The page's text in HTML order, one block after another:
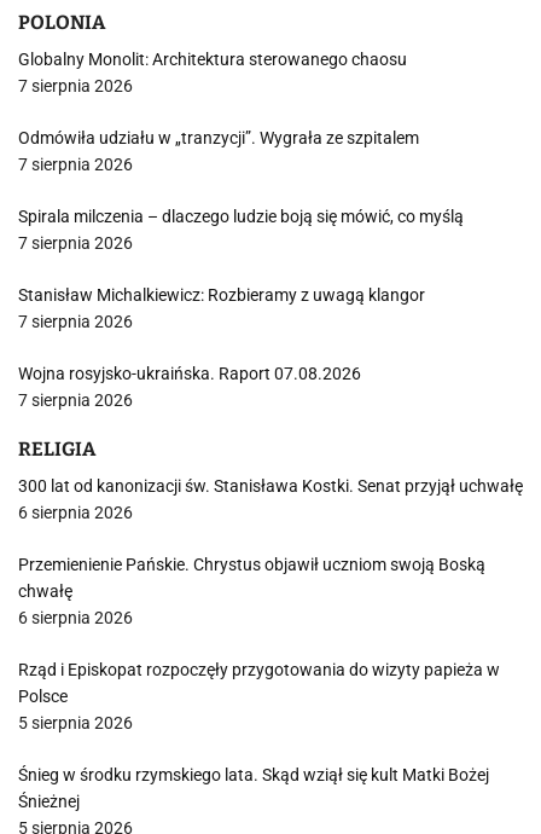
POLONIA
Globalny Monolit: Architektura sterowanego chaosu
7 sierpnia 2026
Odmówiła udziału w „tranzycji”. Wygrała ze szpitalem
7 sierpnia 2026
Spirala milczenia – dlaczego ludzie boją się mówić, co myślą
7 sierpnia 2026
Stanisław Michalkiewicz: Rozbieramy z uwagą klangor
7 sierpnia 2026
Wojna rosyjsko-ukraińska. Raport 07.08.2026
7 sierpnia 2026
RELIGIA
300 lat od kanonizacji św. Stanisława Kostki. Senat przyjął uchwałę
6 sierpnia 2026
Przemienienie Pańskie. Chrystus objawił uczniom swoją Boską
chwałę
6 sierpnia 2026
Rząd i Episkopat rozpoczęły przygotowania do wizyty papieża w
Polsce
5 sierpnia 2026
Śnieg w środku rzymskiego lata. Skąd wziął się kult Matki Bożej
Śnieżnej
5 sierpnia 2026